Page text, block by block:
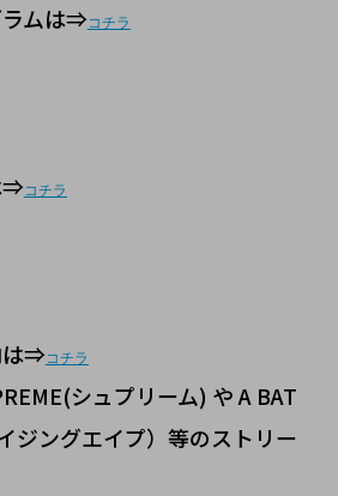
ラムは⇒コチラ
⇒コチラ
は⇒コチラ
シュプリーム) や A BAT
ジングエイプ）等のストリー